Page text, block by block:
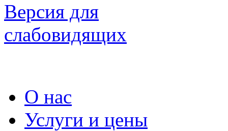
Версия для
слабовидящих
О нас
Услуги и цены